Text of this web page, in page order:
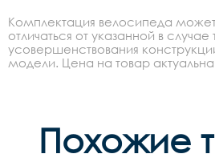
Комплектация велосипеда может
отличаться от указанной в случае
усовершенствования
модели. Цена на товар актуальна
Похожие